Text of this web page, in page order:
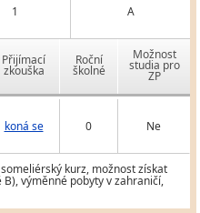
1 A
Přijímací
zkouška
Roční
školné
Možnost
studia pro
ZP
koná se 0 Ne
kurz, možnost získat
výměnné pobyty v zahraničí,